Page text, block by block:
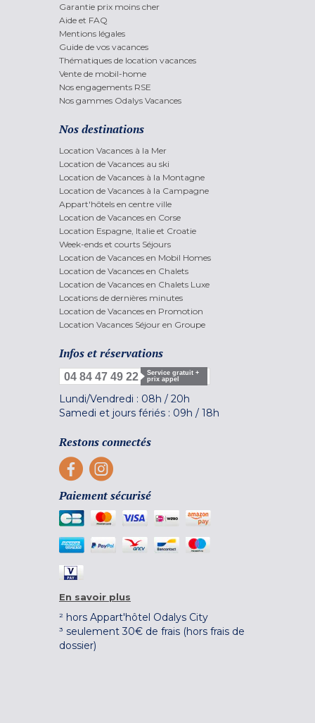
Garantie prix moins cher
Aide et FAQ
Mentions légales
Guide de vos vacances
Thématiques de location vacances
Vente de mobil-home
Nos engagements RSE
Nos gammes Odalys Vacances
Nos destinations
Location Vacances à la Mer
Location de Vacances au ski
Location de Vacances à la Montagne
Location de Vacances à la Campagne
Appart'hôtels en centre ville
Location de Vacances en Corse
Location Espagne, Italie et Croatie
Week-ends et courts Séjours
Location de Vacances en Mobil Homes
Location de Vacances en Chalets
Location de Vacances en Chalets Luxe
Locations de dernières minutes
Location de Vacances en Promotion
Location Vacances Séjour en Groupe
Infos et réservations
04 84 47 49 22
Service gratuit +
prix appel
Lundi/Vendredi : 08h / 20h
Samedi et jours fériés : 09h / 18h
Restons connectés
Paiement sécurisé
En savoir plus
² hors Appart'hôtel Odalys City
³ seulement 30€ de frais (hors frais de
dossier)